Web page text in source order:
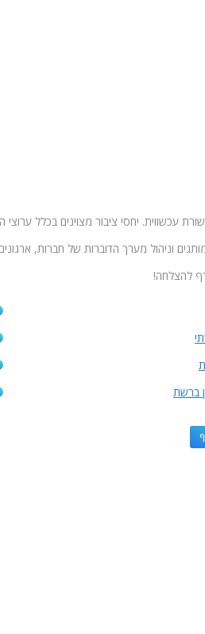
עכשווית. יחסי ציבור מצוינים בכלל
וניהול מערך הדוברות של חברות,
להצלחה!
ברשת